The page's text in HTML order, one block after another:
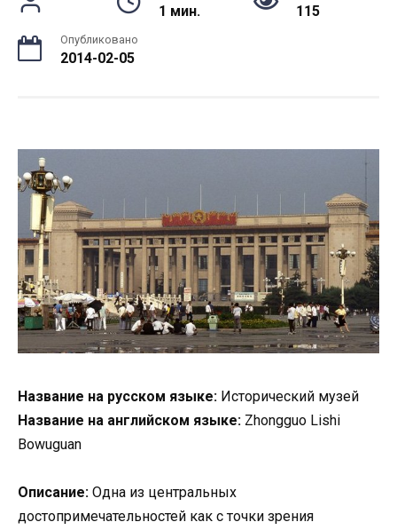
1 мин. 115
Опубликовано
2014-02-05
Название на русском языке: Исторический музей
Название на английском языке: Zhongguo Lishi
Bowuguan
Описание: Одна из центральных
достопримечательностей как с точки зрения